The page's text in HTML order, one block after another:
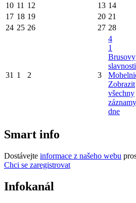
10 11 12 13 14
17 18 19 20 21
24 25 26 27 28
31 1 2 3
4
1
Brusovy
slavnosti
Zobrazit
všechny
dne
Smart info
Dostávejte informace z našeho webu
Chci se zaregistrovat
Infokanál